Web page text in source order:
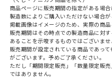
商品ページに販売期間の指定がある場
製造数によりご購入いただけない場合が
掲載画像はイメージのため、実際の商品
販売期間はその時点での製造商品に対
あることを示唆するものではございませ
販売期間が設定されている商品であっ
がございます。予めご了承ください。
ただし「期間限定販売」「数量限定販
ではありません。